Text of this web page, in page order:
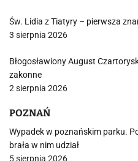
Św. Lidia z Tiatyry – pierwsza
3 sierpnia 2026
Błogosławiony August
zakonne
2 sierpnia 2026
POZNAŃ
Wypadek w poznańskim parku.
brała w nim udział
5 sierpnia 2026